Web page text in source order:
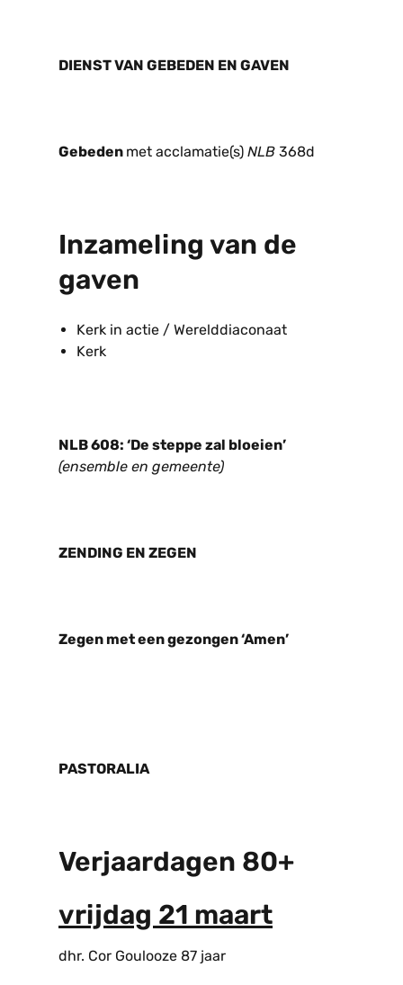
DIENST VAN GEBEDEN EN GAVEN
Gebeden met acclamatie(s) NLB 368d
Inzameling van de
gaven
Kerk in actie / Werelddiaconaat
Kerk
NLB 608: ‘De steppe zal bloeien’
(ensemble en gemeente)
ZENDING EN ZEGEN
Zegen met een gezongen ‘Amen’
PASTORALIA
Verjaardagen 80+
vrijdag 21 maart
dhr. Cor Goulooze 87 jaar